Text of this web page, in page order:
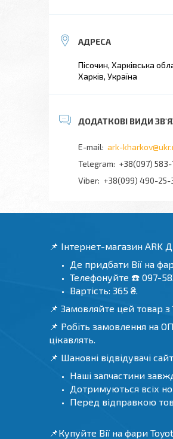
Пісочин, Харківська
Харків, Україна
ark-
+38(097)
+38(099) 490-25-
📌 Інтернет-магазин ARK
Де придбати Вії на
Телефонуйте ☎️ 097-
Вартість: 365 ₴.
📌 Замовляйте цей товар
📌 Робіть замовлення на
цікавлять.
📌 Шановні відвідувачі
Наші запчастини
Дотримуються всіх
Перед відправкою
📌Купуйте Вії на фари